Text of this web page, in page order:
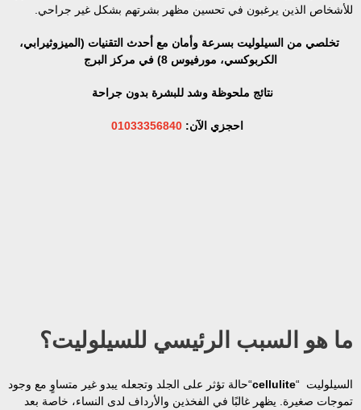
للأشخاص الذين يرغبون في تحسين مظهر بشرتهم بشكل غير جراحي.
تخلصي من السيلوليت بسرعة وأمان مع أحدث التقنيات (الميزوثيرابي،
الكربوكسي، مورفيوس 8) في مركز البرج
نتائج ملحوظة وشد للبشرة بدون جراحة
احجزي الآن: 01033356840
ما هو السبب الرئيسي للسيلوليت؟
السيلوليت “cellulite“حالة تؤثر على الجلد وتجعله يبدو غير متساوٍ مع وجود
تموجات صغيرة. يظهر غالبًا في الفخذين والأرداف لدى النساء، خاصة بعد